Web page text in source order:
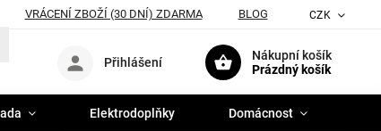
VRÁCENÍ ZBOŽÍ (30 DNÍ) ZDARMA BLOG CZK
Nákupní košík
Prázdný košík
Přihlášení
Elektrodoplňky Domácnost